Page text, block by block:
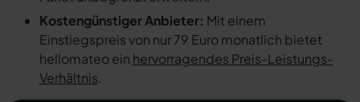
Kostengünstiger Anbieter: Mit einem
Einstiegspreis von nur 79 Euro monatlich bietet
hellomateo ein hervorragendes Preis-Leistungs-
Verhältnis.